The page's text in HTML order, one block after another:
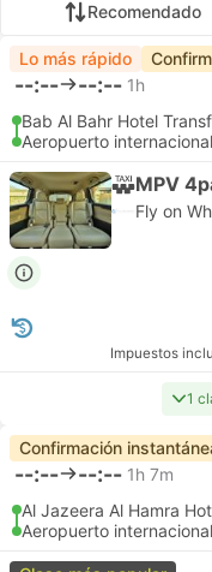
Recomendado
Lo más rápido
--:-- --:-- 1h
Bab Al Bahr Hotel
Aeropuerto
MPV
Fly on
Impuestos
1
Confirmación
--:-- --:-- 1h 7m
Al Jazeera Al Hamra
Aeropuerto